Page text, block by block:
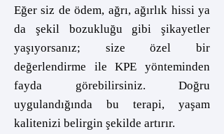
Eğer siz de ödem, ağrı, ağırlık hissi ya
da şekil bozukluğu gibi şikayetler
yaşıyorsanız; size özel bir
değerlendirme ile KPE yönteminden
fayda görebilirsiniz. Doğru
uygulandığında bu terapi, yaşam
kalitenizi belirgin şekilde artırır.